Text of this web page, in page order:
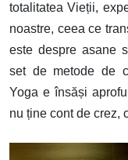
totalitatea Vieții,
noastre, ceea ce
este despre asane
set de metode de
Yoga e însăși
nu ține cont de crez,
Image